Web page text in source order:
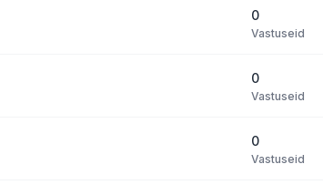
0
Vastuseid
0
Vastuseid
0
Vastuseid